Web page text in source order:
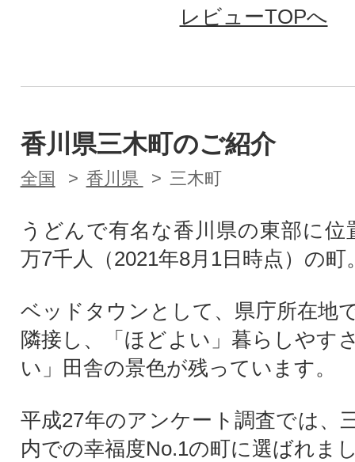
レビューTOPへ
香川県三木町のご紹介
全国 香川県 三木町
うどんで有名な香川県の東部に位
万7千人（2021年8月1日時点）の町
ベッドタウンとして、県庁所在地
隣接し、「ほどよい」暮らしやす
い」田舎の景色が残っています。
平成27年のアンケート調査では、
内での幸福度No.1の町に選ばれま